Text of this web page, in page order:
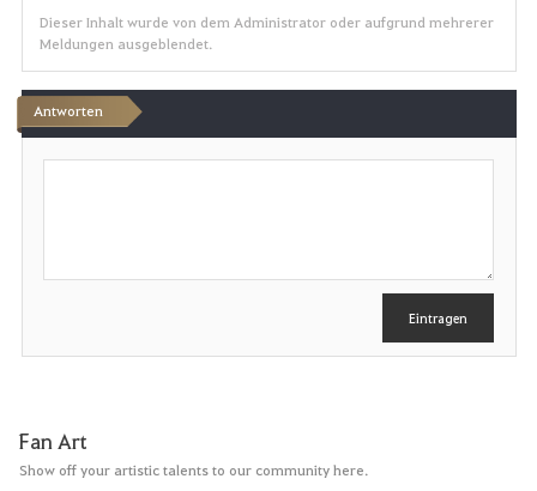
Dieser Inhalt wurde von dem Administrator oder aufgrund mehrerer
Meldungen ausgeblendet.
Antworten
S
b
Eintragen
Fan Art
Show off your artistic talents to our community here.